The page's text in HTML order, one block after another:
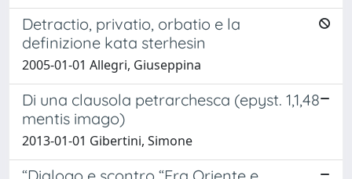
Detractio, privatio, orbatio e la
definizione kata sterhesin
2005-01-01 Allegri, Giuseppina
Di una clausola petrarchesca (epyst. 1,1,48
mentis imago)
2013-01-01 Gibertini, Simone